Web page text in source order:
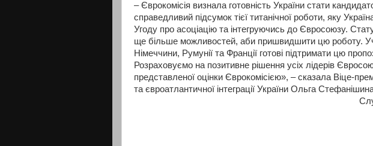
– Єврокомісія визнала готовність України стати
справедливий підсумок тієї титанічної роботи, яку
Угоду про асоціацію та інтегруючись до Євросоюзу.
ще більше можливостей, аби пришвидшити цю роботу.
Німеччини, Румунії та Франції готові підтримати цю
Розраховуємо на позитивне рішення усіх лідерів
представленої оцінки Єврокомісією», – сказала Віце-
та євроатлантичної інтеграції України Ольга